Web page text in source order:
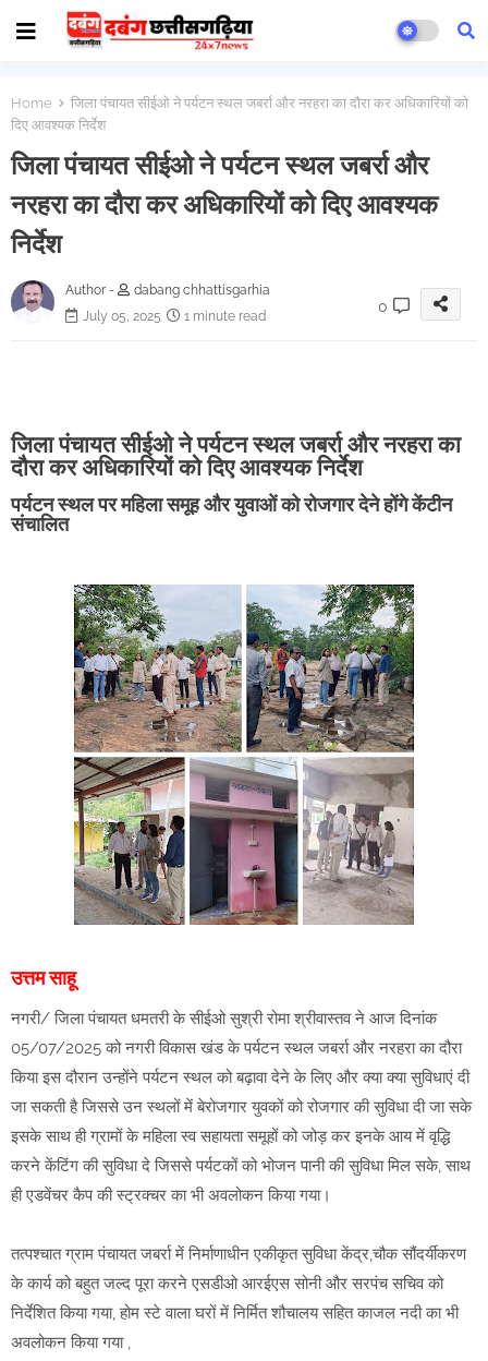
Home
जिला पंचायत सीईओ ने पर्यटन स्थल जबर्रा और नरहरा का दौरा कर अधिकारियों को
दिए आवश्यक निर्देश
जिला पंचायत सीईओ ने पर्यटन स्थल जबर्रा और
नरहरा का दौरा कर अधिकारियों को दिए आवश्यक
निर्देश
Author -
dabang chhattisgarhia
July 05, 2025
1 minute read
0
जिला पंचायत सीईओ ने पर्यटन स्थल जबर्रा और नरहरा का
दौरा कर अधिकारियों को दिए आवश्यक निर्देश
पर्यटन स्थल पर महिला समूह और युवाओं को रोजगार देने होंगे केंटीन
संचालित
उत्तम साहू
नगरी/ जिला पंचायत धमतरी के सीईओ सुश्री रोमा श्रीवास्तव ने आज दिनांक
05/07/2025 को नगरी विकास खंड के पर्यटन स्थल जबर्रा और नरहरा का दौरा
किया इस दौरान उन्होंने पर्यटन स्थल को बढ़ावा देने के लिए और क्या क्या सुविधाएं दी
जा सकती है जिससे उन स्थलों में बेरोजगार युवकों को रोजगार की सुविधा दी जा सके
इसके साथ ही ग्रामों के महिला स्व सहायता समूहों को जोड़ कर इनके आय में वृद्धि
करने केंटिंग की सुविधा दे जिससे पर्यटकों को भोजन पानी की सुविधा मिल सके, साथ
ही एडवेंचर कैप की स्ट्रक्चर का भी अवलोकन किया गया।
तत्पश्चात ग्राम पंचायत जबर्रा में निर्माणाधीन एकीकृत सुविधा केंद्र,चौक सौंदर्यीकरण
के कार्य को बहुत जल्द पूरा करने एसडीओ आरईएस सोनी और सरपंच सचिव को
निर्देशित किया गया, होम स्टे वाला घरों में निर्मित शौचालय सहित काजल नदी का भी
अवलोकन किया गया ,